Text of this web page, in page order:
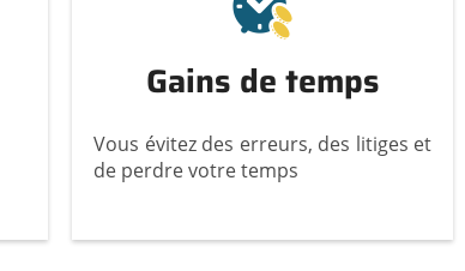
Gains de temps
Vous évitez des erreurs, des litiges et
de perdre votre temps